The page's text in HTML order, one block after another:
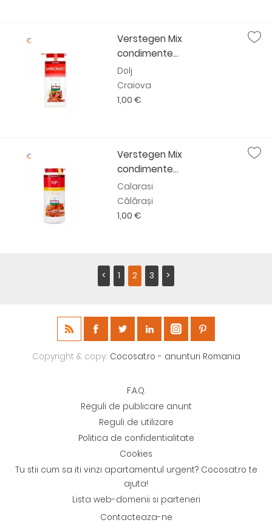
Verstegen Mix
condimente...
Dolj
Craiova
1,00 €
Verstegen Mix
condimente...
Calarasi
Călărași
1,00 €
< 1 2 3 >
Copyright & copy; Cocosat.ro - anunturi Romania
F.A.Q.
Reguli de publicare anunt
Reguli de utilizare
Politica de confidentialitate
Cookies
Tu stii cum sa iti vinzi apartamentul urgent? Cocosat.ro te
ajuta!
Lista web-domenii si parteneri
Contacteaza-ne